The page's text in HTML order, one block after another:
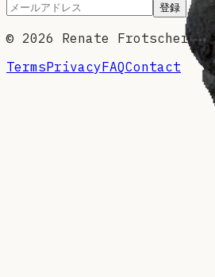
登録
© 2026 Renate Frotscher EI
TermsPrivacyFAQContact